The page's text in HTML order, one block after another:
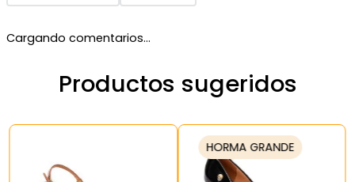
Cargando comentarios…
Productos sugeridos
HORMA GRANDE